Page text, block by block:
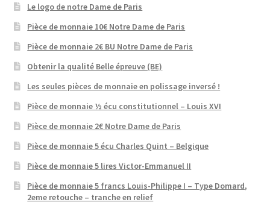
Le logo de notre Dame de Paris
Pièce de monnaie 10€ Notre Dame de Paris
Pièce de monnaie 2€ BU Notre Dame de Paris
Obtenir la qualité Belle épreuve (BE)
Les seules pièces de monnaie en polissage inversé !
Pièce de monnaie ½ écu constitutionnel – Louis XVI
Pièce de monnaie 2€ Notre Dame de Paris
Pièce de monnaie 5 écu Charles Quint – Belgique
Pièce de monnaie 5 lires Victor-Emmanuel II
Pièce de monnaie 5 francs Louis-Philippe I – Type Domard,
2eme retouche – tranche en relief